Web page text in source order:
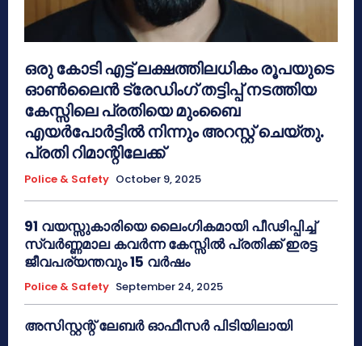
ഒരു കോടി എട്ട് ലക്ഷത്തിലധികം രൂപയുടെ
ഓൺലൈൻ ട്രേഡിംഗ് തട്ടിപ്പ് നടത്തിയ
കേസ്സിലെ പ്രതിയെ മുംബൈ
എയർപോർട്ടിൽ നിന്നും അറസ്റ്റ് ചെയ്തു.
പ്രതി റിമാന്റിലേക്ക്
Police & Safety October 9, 2025
91 വയസ്സുകാരിയെ ലൈംഗികമായി പീഢിപ്പിച്ച്
സ്വർണ്ണമാല കവർന്ന കേസ്സിൽ പ്രതിക്ക് ഇരട്ട
ജീവപര്യന്തവും 15 വർഷം
Police & Safety September 24, 2025
അസിസ്റ്റന്റ് ലേബർ ഓഫീസർ പിടിയിലായി